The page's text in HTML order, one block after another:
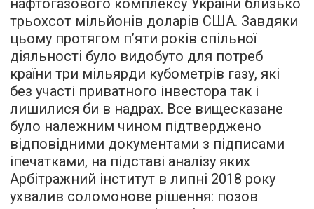
нафтогазового комплексу України близько
трьохсот мільйонів доларів США. Завдяки
цьому протягом п’яти років спільної
діяльності було видобуто для потреб
країни три мільярди кубометрів газу, які
без участі приватного інвестора так і
лишилися би в надрах. Все вищесказане
було належним чином підтверджено
відповідними документами з підписами
іпечатками, на підставі аналізу яких
Арбітражний інститут в липні 2018 року
ухвалив соломонове рішення: позов